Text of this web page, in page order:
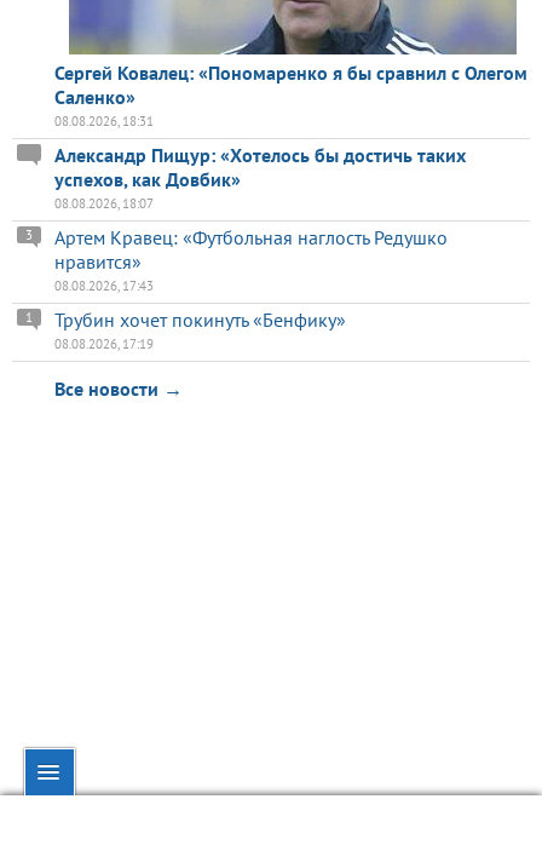
Сергей Ковалец: «Пономаренко я бы сравнил с Олегом
Саленко»
08.08.2026, 18:31
Александр Пищур: «Хотелось бы достичь таких
успехов, как Довбик»
08.08.2026, 18:07
Артем Кравец: «Футбольная наглость Редушко
нравится»
3
08.08.2026, 17:43
Трубин хочет покинуть «Бенфику»
1
08.08.2026, 17:19
Все новости →